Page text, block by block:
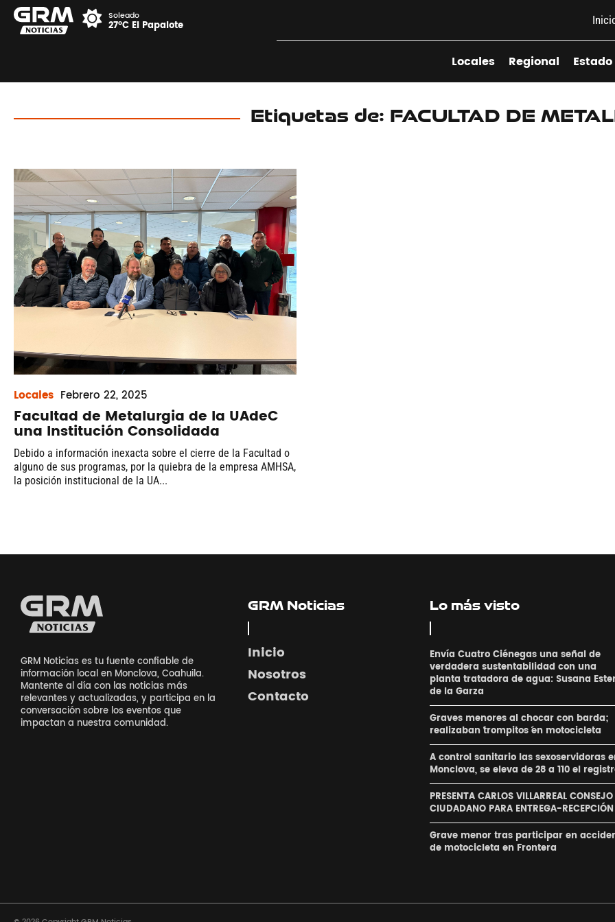
Soleado
27°C El Papalote
Locales Regional Estado
Etiquetas de: FACULTAD DE
Locales Febrero 22, 2025
Facultad de Metalurgia de la UAdeC
una Institución Consolidada
Debido a información inexacta sobre el cierre de la Facultad o
alguno de sus programas, por la quiebra de la empresa AMHSA,
la posición institucional de la UA...
GRM Noticias es tu fuente confiable de
información local en Monclova, Coahuila.
Mantente al día con las noticias más
relevantes y actualizadas, y participa en la
conversación sobre los eventos que
impactan a nuestra comunidad.
GRM Noticias
Inicio
Nosotros
Contacto
Lo más visto
Envía Cuatro Ciénegas una señal de
verdadera sustentabilidad con una
planta tratadora de agua: Susana
de la Garza
Graves menores al chocar con barda;
realizaban ´trompitos ´en motocicleta
A control sanitario las sexoservidoras
Monclova, se eleva de 28 a 110 el
PRESENTA CARLOS VILLARREAL CONSEJO
CIUDADANO PARA ENTREGA-RECEPCIÓN
Grave menor tras participar en
de motocicleta en Frontera